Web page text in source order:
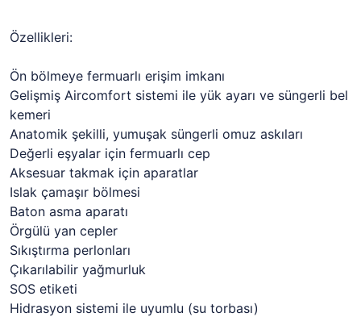
Özellikleri:
Ön bölmeye fermuarlı erişim imkanı
Gelişmiş Aircomfort sistemi ile yük ayarı ve süngerli bel
kemeri
Anatomik şekilli, yumuşak süngerli omuz askıları
Değerli eşyalar için fermuarlı cep
Aksesuar takmak için aparatlar
Islak çamaşır bölmesi
Baton asma aparatı
Örgülü yan cepler
Sıkıştırma perlonları
Çıkarılabilir yağmurluk
SOS etiketi
Hidrasyon sistemi ile uyumlu (su torbası)